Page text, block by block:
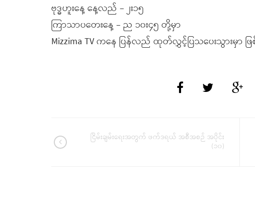
ဗုဒ္ဓဟူးနေ့ နေ့လည် – ၂း၁၅
ကြာသာပတေးနေ့ – ည ၁၀း၄၅ တို့မှာ
Mizzima TV ကနေ ပြန်လည် ထုတ်လွှင့်ပြသပေးသွားမှာ ဖ
ငြိမ်းချမ်းရေးအတွက် ဖက်ဒရယ် အစီအစဉ် အပိုင်း
(၁၀)